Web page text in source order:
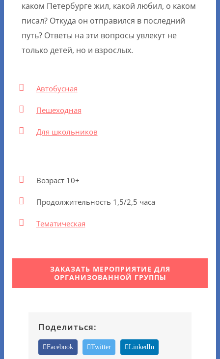
каком Петербурге жил, какой любил, о каком
писал? Откуда он отправился в последний
путь? Ответы на эти вопросы увлекут не
только детей, но и взрослых.
Автобусная
Пешеходная
Для школьников
Возраст 10+
Продолжительность 1,5/2,5 часа
Тематическая
ЗАКАЗАТЬ МЕРОПРИЯТИЕ ДЛЯ
ОРГАНИЗОВАННОЙ ГРУППЫ
Поделиться:
Facebook Twitter LinkedIn